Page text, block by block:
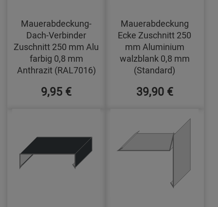
Mauerabdeckung-
Dach-Verbinder
Zuschnitt 250 mm Alu
farbig 0,8 mm
Anthrazit (RAL7016)
9,95 €
Mauerabdeckung
Ecke Zuschnitt 250
mm Aluminium
walzblank 0,8 mm
(Standard)
39,90 €